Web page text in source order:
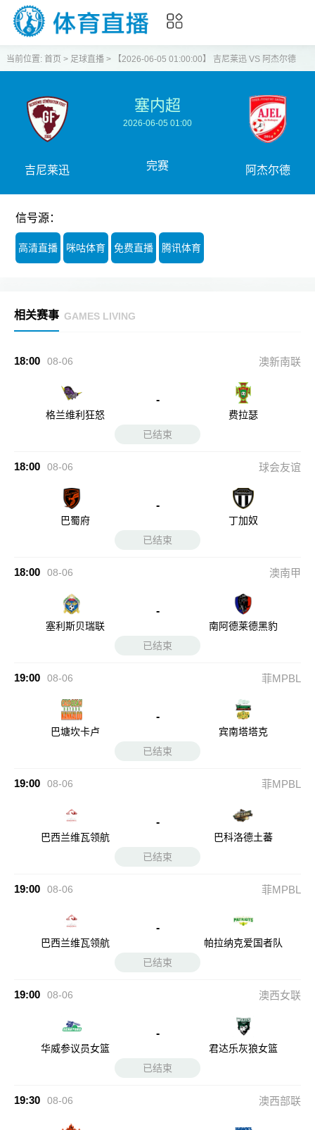
当前位置: 首页 > 足球直播> 【2026-06-05 01:00:00】 吉尼莱迅 VS 阿杰尔德
吉尼莱迅
塞内超
2026-06-05 01:00
完赛 阿杰尔德
信号源：
高清直播 咪咕体育 免费直播 腾讯体育
相关赛事 GAMES LIVING
18:00 08-06 澳新南联
格兰维利狂怒
-
费拉瑟
已结束
18:00 08-06 球会友谊
巴蜀府
-
丁加奴
已结束
18:00 08-06 澳南甲
塞利斯贝瑞联
-
南阿德莱德黑豹
已结束
19:00 08-06 菲MPBL
巴塘坎卡卢
-
宾南塔塔克
已结束
19:00 08-06 菲MPBL
巴西兰维瓦领航
-
巴科洛德土蕃
已结束
19:00 08-06 菲MPBL
巴西兰维瓦领航
-
帕拉纳克爱国者队
已结束
19:00 08-06 澳西女联
华威参议员女篮
-
君达乐灰狼女篮
已结束
19:30 08-06 澳西部联